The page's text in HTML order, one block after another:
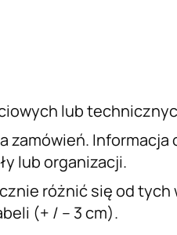
lub
zamówień. Informacja
lub organizacji.
różnić się od tych
(+ / – 3 cm).